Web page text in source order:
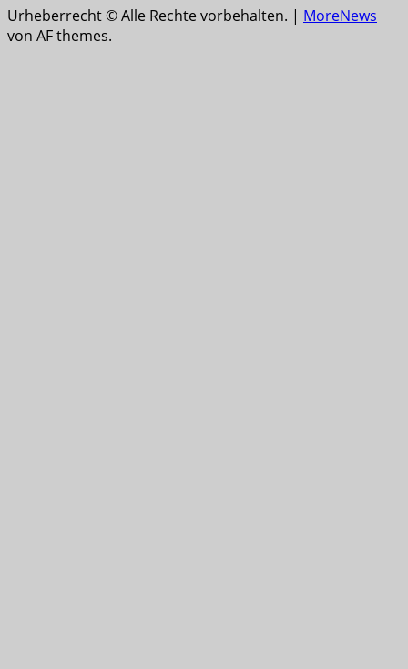
Urheberrecht © Alle Rechte vorbehalten. | MoreNews
von AF themes.